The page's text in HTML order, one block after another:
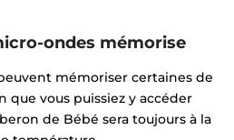
ondes mémorise
mémoriser certaines de
que vous puissiez y accéder
de Bébé sera toujours à la